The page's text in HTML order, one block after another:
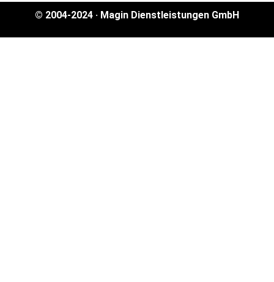
© 2004-2024 · Magin Dienstleistungen GmbH